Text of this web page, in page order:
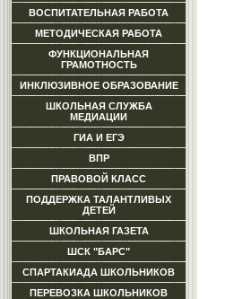
ВОСПИТАТЕЛЬНАЯ РАБОТА
МЕТОДИЧЕСКАЯ РАБОТА
ФУНКЦИОНАЛЬНАЯ
ГРАМОТНОСТЬ
ИНКЛЮЗИВНОЕ ОБРАЗОВАНИЕ
ШКОЛЬНАЯ СЛУЖБА
МЕДИАЦИИ
ГИА И ЕГЭ
ВПР
ПРАВОВОЙ КЛАСС
ПОДДЕРЖКА ТАЛАНТЛИВЫХ
ДЕТЕЙ
ШКОЛЬНАЯ ГАЗЕТА
ШСК "БАРС"
СПАРТАКИАДА ШКОЛЬНИКОВ
ПЕРЕВОЗКА ШКОЛЬНИКОВ